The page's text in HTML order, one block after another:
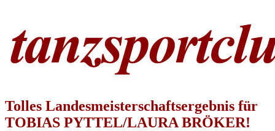
Tolles Landesmeisterschaftsergebnis für
TOBIAS PYTTEL/LAURA BRÖKER!